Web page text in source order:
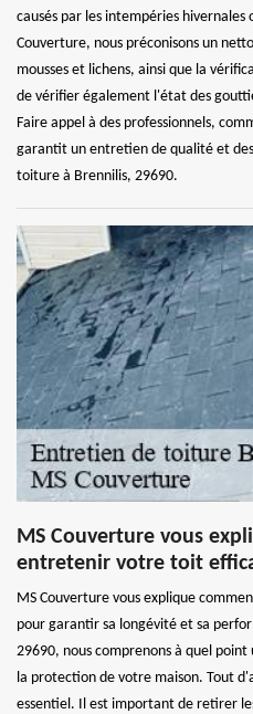
causés par les intempéries hivernales
Couverture, nous préconisons un
mousses et lichens, ainsi que la
de vérifier également l'état des
Faire appel à des professionnels,
garantit un entretien de qualité et
toiture à Brennilis, 29690.
MS Couverture vous
entretenir votre toit
MS Couverture vous explique
pour garantir sa longévité et sa
29690, nous comprenons à quel
la protection de votre maison. Tout
essentiel. Il est important de retirer